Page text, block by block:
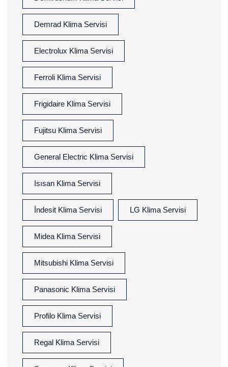
Demrad Klima Servisi
Electrolux Klima Servisi
Ferroli Klima Servisi
Frigidaire Klima Servisi
Fujitsu Klima Servisi
General Electric Klima Servisi
Isısan Klima Servisi
İndesit Klima Servisi LG Klima Servisi
Midea Klima Servisi
Mitsubishi Klima Servisi
Panasonic Klima Servisi
Profilo Klima Servisi
Regal Klima Servisi